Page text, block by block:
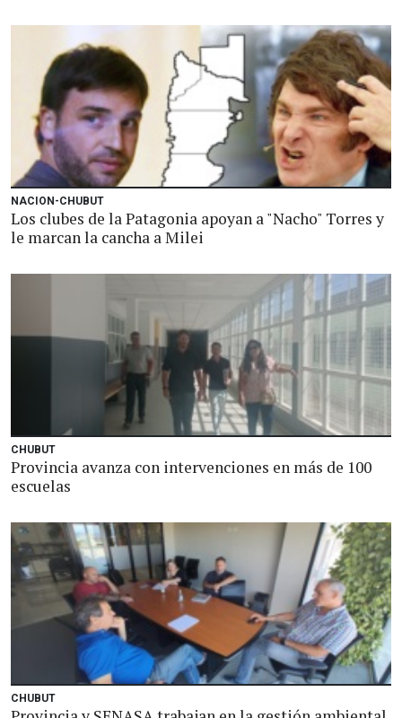
NACION-CHUBUT
Los clubes de la Patagonia apoyan a "Nacho" Torres y
le marcan la cancha a Milei
CHUBUT
Provincia avanza con intervenciones en más de 100
escuelas
CHUBUT